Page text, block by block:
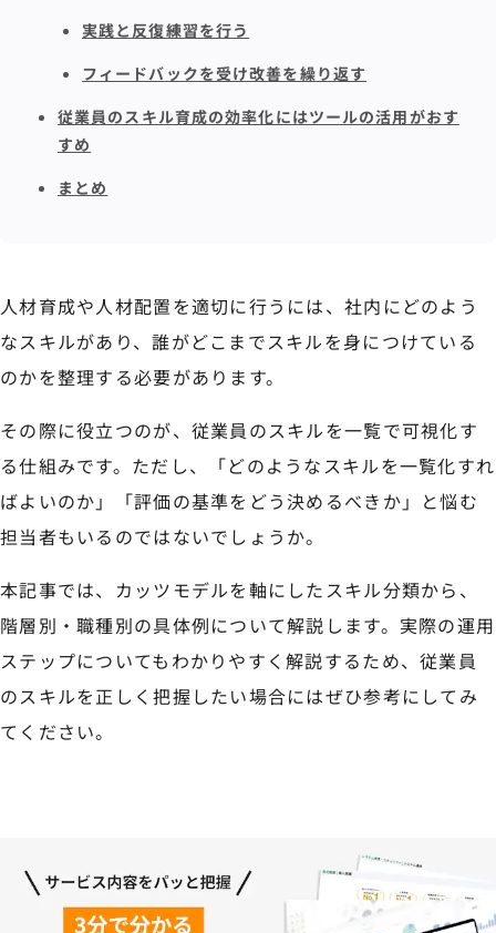
実践と反復練習を行う
フィードバックを受け改善を繰り返す
従業員のスキル育成の効率化にはツールの活用がおす
すめ
まとめ
人材育成や人材配置を適切に行うには、社内にどのよう
なスキルがあり、誰がどこまでスキルを身につけている
のかを整理する必要があります。
その際に役立つのが、従業員のスキルを一覧で可視化す
る仕組みです。ただし、「どのようなスキルを一覧化すれ
ばよいのか」「評価の基準をどう決めるべきか」と悩む
担当者もいるのではないでしょうか。
本記事では、カッツモデルを軸にしたスキル分類から、
階層別・職種別の具体例について解説します。実際の運用
ステップについてもわかりやすく解説するため、従業員
のスキルを正しく把握したい場合にはぜひ参考にしてみ
てください。